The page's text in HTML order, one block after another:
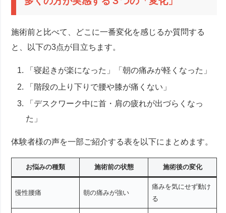
施術前と比べて、どこに一番変化を感じるか質問する
と、以下の3点が目立ちます。
「寝起きが楽になった」「朝の痛みが軽くなった」
「階段の上り下りで腰や膝が痛くない」
「デスクワーク中に首・肩の疲れが出づらくなっ
た」
体験者様の声を一部ご紹介する表を以下にまとめます。
お悩みの種類 施術前の状態 施術後の変化
慢性腰痛 朝の痛みが強い
痛みを気にせず動け
る